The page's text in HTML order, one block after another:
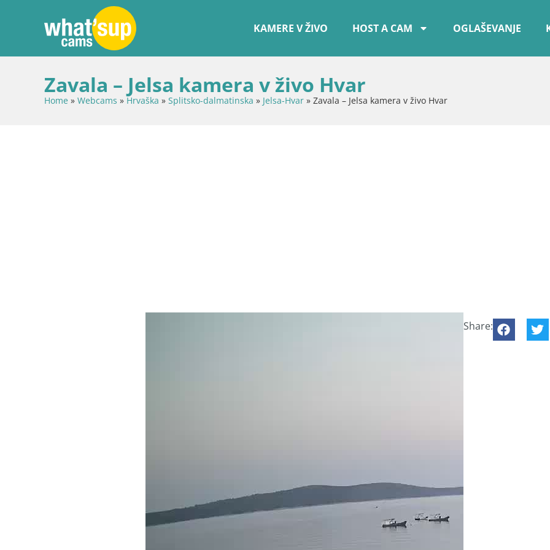
KAMERE V ŽIVO HOST A CAM OGLAŠEVANJE
Zavala – Jelsa kamera v živo Hvar
Home » Webcams »Hrvaška » Splitsko-dalmatinska » Jelsa-Hvar » Zavala – Jelsa kamera v živo Hvar
Share: